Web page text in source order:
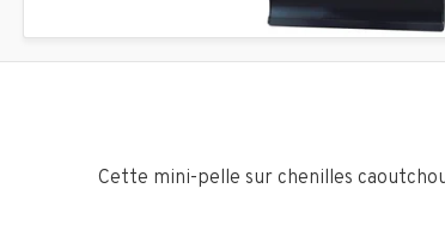
Cette mini-pelle sur chenilles